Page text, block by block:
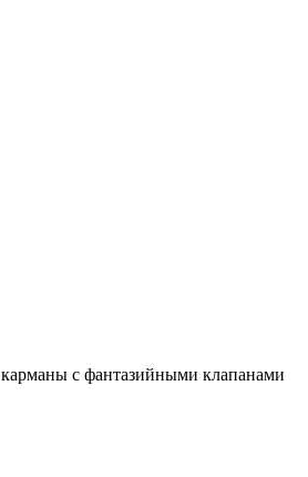
с фантазийными клапанами